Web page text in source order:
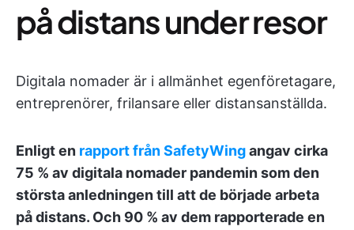
på distans under resor
Digitala nomader är i allmänhet egenföretagare,
entreprenörer, frilansare eller distansanställda.
Enligt en rapport från SafetyWingangav cirka
75 % av digitala nomader pandemin som den
största anledningen till att de började arbeta
på distans. Och 90 % av dem rapporterade en